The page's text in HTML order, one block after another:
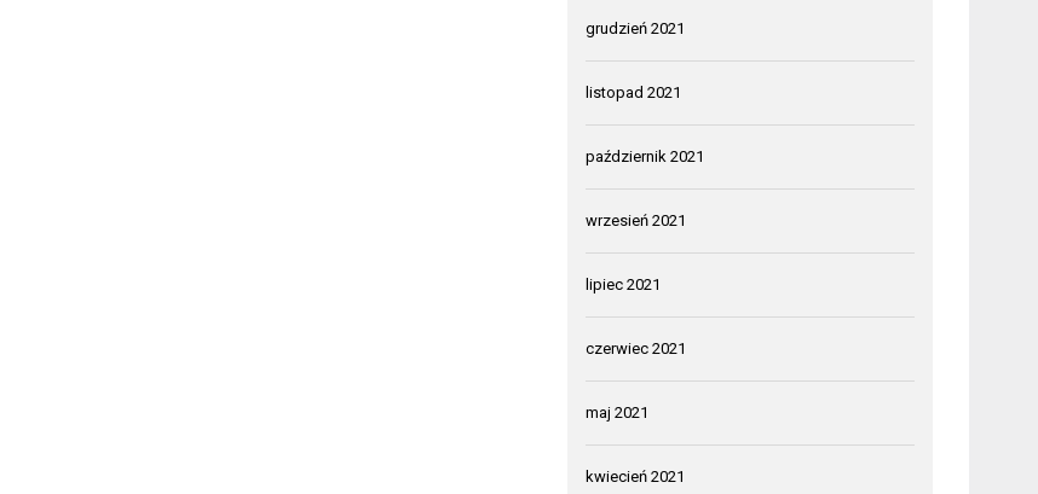
grudzień 2021
listopad 2021
październik 2021
wrzesień 2021
lipiec 2021
czerwiec 2021
maj 2021
kwiecień 2021